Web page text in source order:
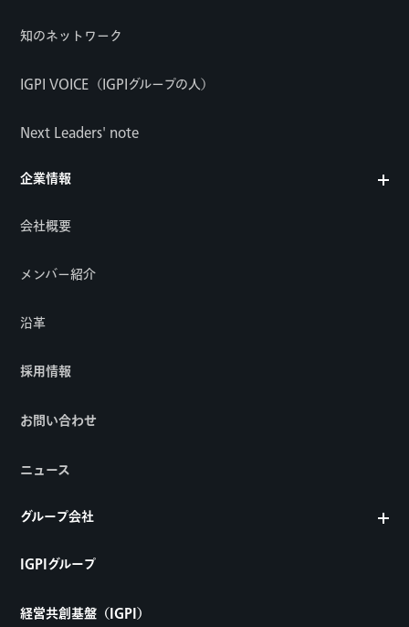
知のネットワーク
IGPI VOICE（IGPIグループの人）
Next Leaders' note
企業情報
会社概要
メンバー紹介
沿革
採用情報
お問い合わせ
ニュース
グループ会社
IGPIグループ
経営共創基盤（IGPI）